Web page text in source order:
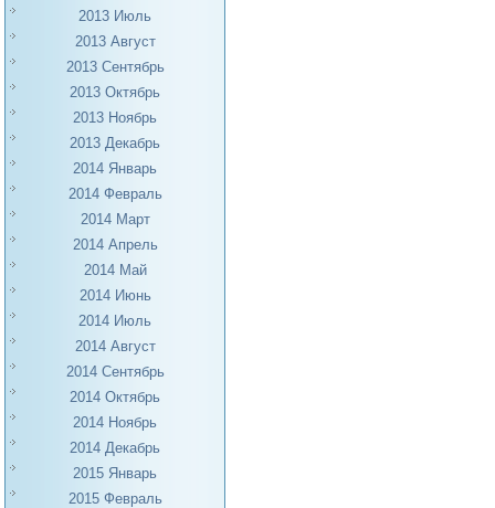
2013 Июль
2013 Август
2013 Сентябрь
2013 Октябрь
2013 Ноябрь
2013 Декабрь
2014 Январь
2014 Февраль
2014 Март
2014 Апрель
2014 Май
2014 Июнь
2014 Июль
2014 Август
2014 Сентябрь
2014 Октябрь
2014 Ноябрь
2014 Декабрь
2015 Январь
2015 Февраль